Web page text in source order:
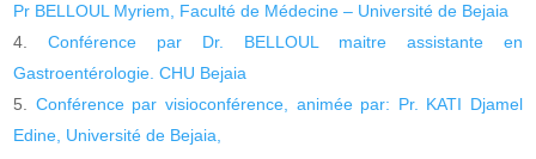
Pr BELLOUL Myriem, Faculté de Médecine – Université de Bejaia
Conférence par Dr. BELLOUL maitre assistante en
Gastroentérologie. CHU Bejaia
Conférence par visioconférence, animée par: Pr. KATI Djamel
Edine, Université de Bejaia,